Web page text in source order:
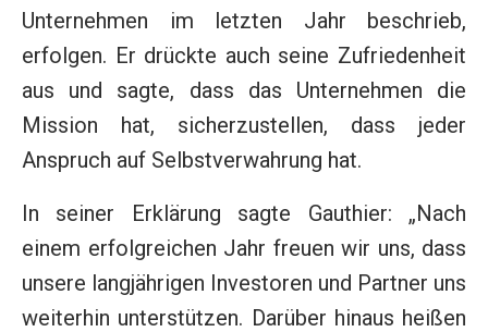
Unternehmen im letzten Jahr beschrieb,
erfolgen. Er drückte auch seine Zufriedenheit
aus und sagte, dass das Unternehmen die
Mission hat, sicherzustellen, dass jeder
Anspruch auf Selbstverwahrung hat.
In seiner Erklärung sagte Gauthier: „Nach
einem erfolgreichen Jahr freuen wir uns, dass
unsere langjährigen Investoren und Partner uns
weiterhin unterstützen. Darüber hinaus heißen